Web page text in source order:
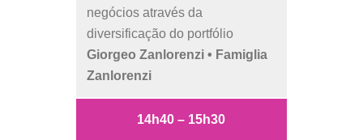
negócios através da
diversificação do portfólio
Giorgeo Zanlorenzi • Famiglia
Zanlorenzi
14h40 – 15h30